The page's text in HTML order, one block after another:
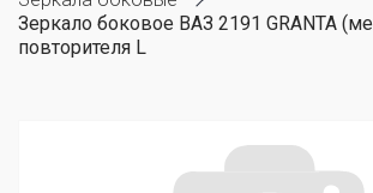
Зеркало боковое ВАЗ 2191 GRANTA
повторителя L